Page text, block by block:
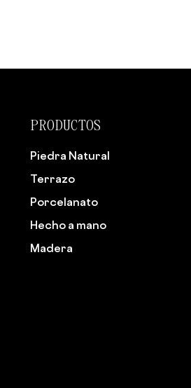
PRODUCTOS
Piedra Natural
Terrazo
Porcelanato
Hecho a mano
Madera